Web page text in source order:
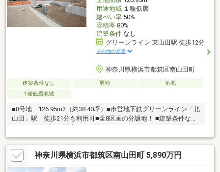
用途地域１種低層
建ぺい率50%
容積率80%
建築条件なし
グリーンライン 東山田駅 徒歩12分
その他の交通
神奈川県横浜市都筑区南山田町
建築条件なし 更地
角地
1種低層地域
■8号地 126.95m2（約38.40坪）■市営地下鉄グリーンライン「北
山田」駅 徒歩21分も利用可■全8区画の分譲地！ ■建築条件な
し・フリープラン対応可 ■お好きなハウスメーカーや工務店で建
築可能です。 ■低層住宅専用エリア ■お気軽にお問い合わせくだ
さい♪
神奈川県横浜市都筑区南山田町 5,890万円